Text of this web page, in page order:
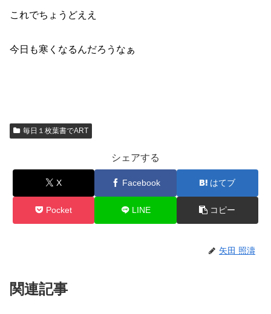
これでちょうどええ
今日も寒くなるんだろうなぁ
毎日１枚葉書でART
シェアする
X Facebook はてブ
Pocket LINE コピー
矢田 照濤
関連記事